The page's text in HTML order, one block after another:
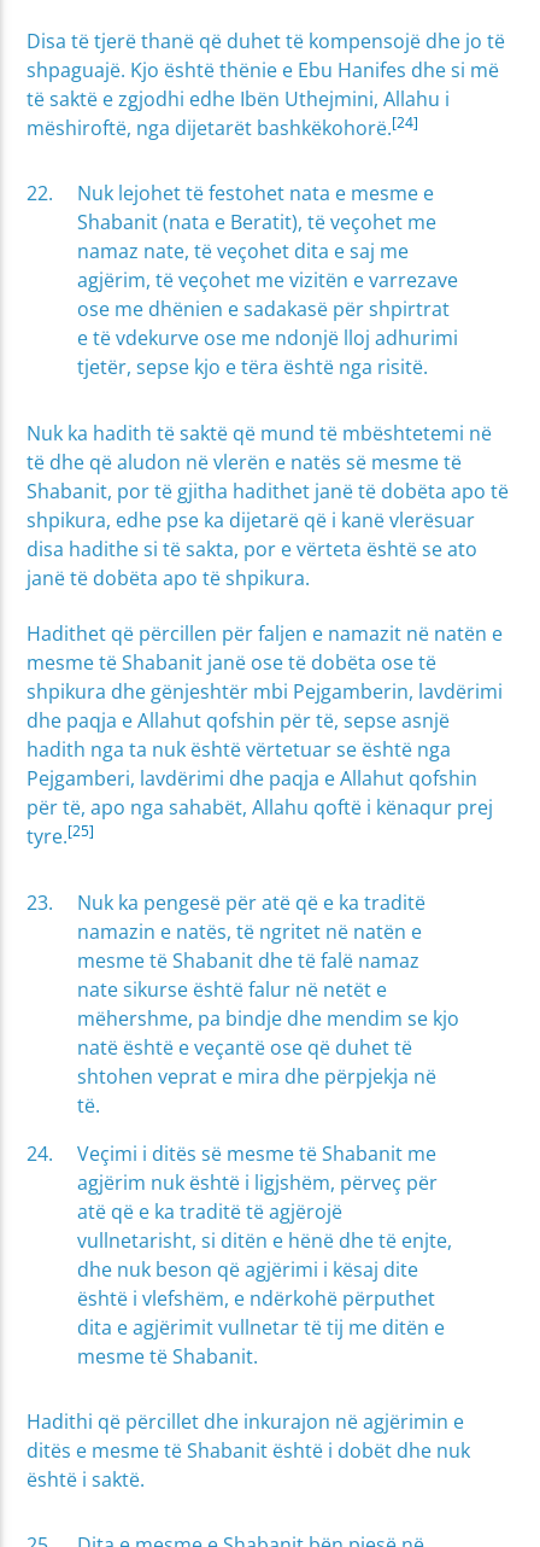
Disa të tjerë thanë që duhet të kompensojë dhe jo të
shpaguajë. Kjo është thënie e Ebu Hanifes dhe si më
të saktë e zgjodhi edhe Ibën Uthejmini, Allahu i
mëshiroftë, nga dijetarët bashkëkohorë.[24]
Nuk lejohet të festohet nata e mesme e
Shabanit (nata e Beratit), të veçohet me
namaz nate, të veçohet dita e saj me
agjërim, të veçohet me vizitën e varrezave
ose me dhënien e sadakasë për shpirtrat
e të vdekurve ose me ndonjë lloj adhurimi
tjetër, sepse kjo e tëra është nga risitë.
Nuk ka hadith të saktë që mund të mbështetemi në
të dhe që aludon në vlerën e natës së mesme të
Shabanit, por të gjitha hadithet janë të dobëta apo të
shpikura, edhe pse ka dijetarë që i kanë vlerësuar
disa hadithe si të sakta, por e vërteta është se ato
janë të dobëta apo të shpikura.
Hadithet që përcillen për faljen e namazit në natën e
mesme të Shabanit janë ose të dobëta ose të
shpikura dhe gënjeshtër mbi Pejgamberin, lavdërimi
dhe paqja e Allahut qofshin për të, sepse asnjë
hadith nga ta nuk është vërtetuar se është nga
Pejgamberi, lavdërimi dhe paqja e Allahut qofshin
për të, apo nga sahabët, Allahu qoftë i kënaqur prej
tyre.[25]
Nuk ka pengesë për atë që e ka traditë
namazin e natës, të ngritet në natën e
mesme të Shabanit dhe të falë namaz
nate sikurse është falur në netët e
mëhershme, pa bindje dhe mendim se kjo
natë është e veçantë ose që duhet të
shtohen veprat e mira dhe përpjekja në
të.
Veçimi i ditës së mesme të Shabanit me
agjërim nuk është i ligjshëm, përveç për
atë që e ka traditë të agjërojë
vullnetarisht, si ditën e hënë dhe të enjte,
dhe nuk beson që agjërimi i kësaj dite
është i vlefshëm, e ndërkohë përputhet
dita e agjërimit vullnetar të tij me ditën e
mesme të Shabanit.
Hadithi që përcillet dhe inkurajon në agjërimin e
ditës e mesme të Shabanit është i dobët dhe nuk
është i saktë.